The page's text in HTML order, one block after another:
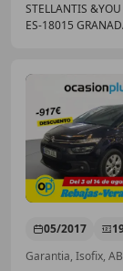
STELLANTIS
ES-18015
05/2017
Garantia, Isofix,